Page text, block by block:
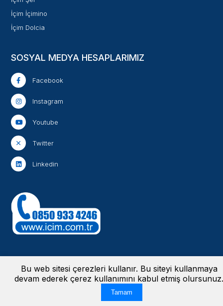
Bu web sitesi çerezleri kullanır. Bu siteyi kullanmaya
devam ederek çerez kullanımını kabul etmiş olursunuz.
Tamam
İçim İçimino
İçim Dolcia
SOSYAL MEDYA HESAPLARIMIZ
Facebook
Instagram
Youtube
Twitter
Linkedin
Aydınlatma Metinleri-Bilgi Güvenliği Politikası-Bilgi Toplumu Hizmetleri
Kişisel Verileri Koruma Kanunu© 2024 İçim | Tüm hakları saklıdır. Bu